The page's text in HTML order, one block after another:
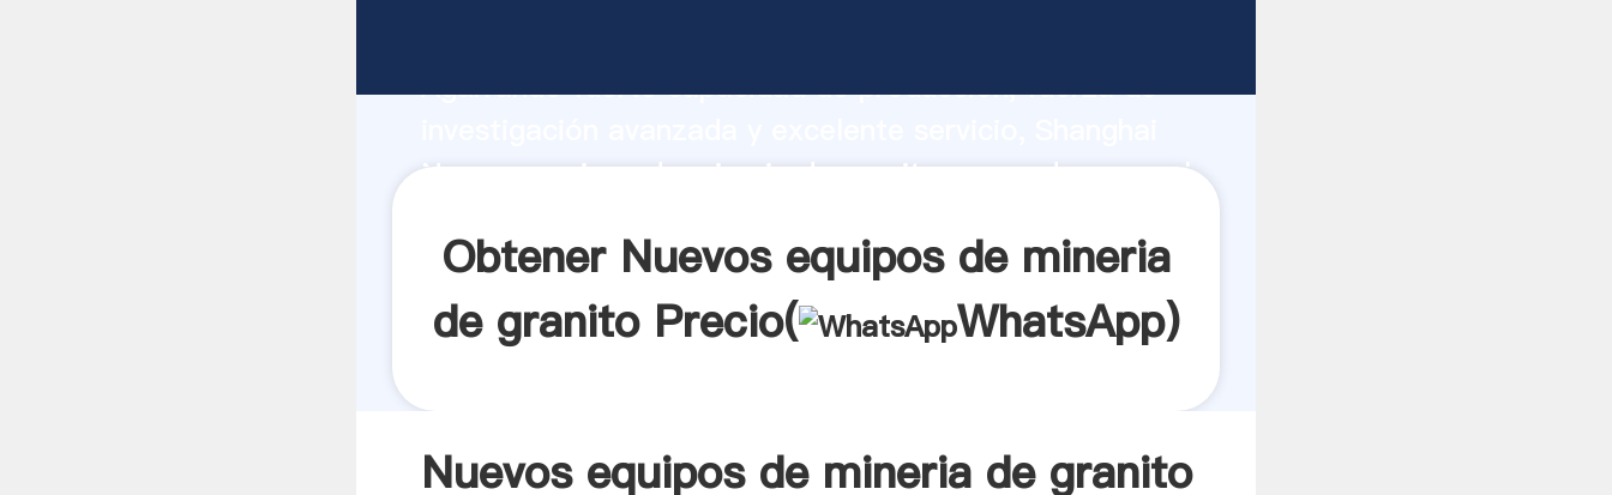
Agarrando fuerte capacidad de producción, fuerza de
Nuevos equipos de mineria de granito proveedor crea el
Obtener Nuevos equipos de mineria
de granito Precio(
WhatsApp)
Nuevos equipos de mineria de granito